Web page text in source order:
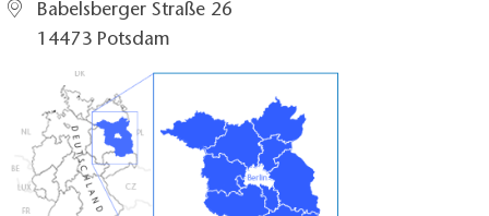
Babelsberger Straße 26
14473 Potsdam